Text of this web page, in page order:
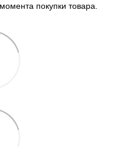
покупки товара.